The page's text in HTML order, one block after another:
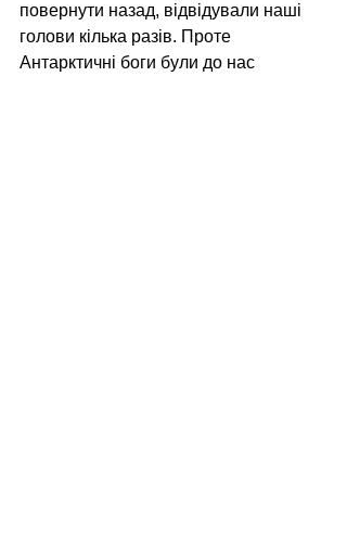
повернути назад, відвідували наші
голови кілька разів. Проте
Антарктичні боги були до нас